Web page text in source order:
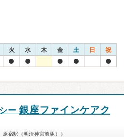
火 水 木 金 土 日 祝
ー銀座ファインケアク
宿駅（明治神宮前駅））